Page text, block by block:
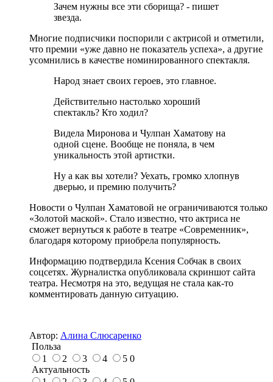
Зачем нужны все эти сборища? - пишет
звезда.
Многие подписчики поспорили с актрисой и отметили,
что премии «уже давно не показатель успеха», а другие
усомнились в качестве номинированного спектакля.
Народ знает своих героев, это главное.
Действительно настолько хороший
спектакль? Кто ходил?
Видела Миронова и Чулпан Хаматову на
одной сцене. Вообще не поняла, в чем
уникальность этой артистки.
Ну а как вы хотели? Уехать, громко хлопнув
дверью, и премию получить?
Новости о Чулпан Хаматовой не ограничиваются только
«Золотой маской». Стало известно, что актриса не
сможет вернуться к работе в театре «Современник»,
благодаря которому приобрела популярность.
Информацию подтвердила Ксения Собчак в своих
соцсетях. Журналистка опубликовала скриншот сайта
театра. Несмотря на это, ведущая не стала как-то
комментировать данную ситуацию.
Автор: Алина Слюсаренко
Польза
1
2 3 4 5 0
Актуальность